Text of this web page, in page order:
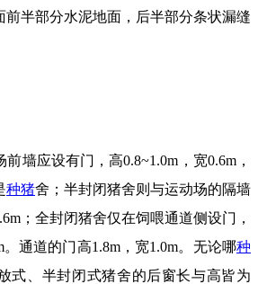
前半部分水泥地面，后半部分条状漏缝
应设有门，高0.8~1.0m，宽0.6m，
种猪舍；半封闭猪舍则与运动场的隔墙
；全封闭猪舍仅在饲喂通道侧设门，
。通道的门高1.8m，宽1.0m。无论哪种
式、半封闭式猪舍的后窗长与高皆为